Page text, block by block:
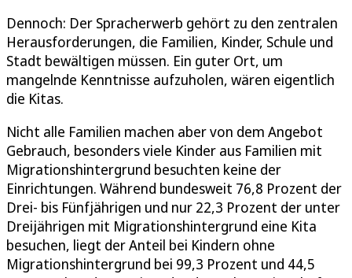
Dennoch: Der Spracherwerb gehört zu den zentralen
Herausforderungen, die Familien, Kinder, Schule und
Stadt bewältigen müssen. Ein guter Ort, um
mangelnde Kenntnisse aufzuholen, wären eigentlich
die Kitas.
Nicht alle Familien machen aber von dem Angebot
Gebrauch, besonders viele Kinder aus Familien mit
Migrationshintergrund besuchten keine der
Einrichtungen. Während bundesweit 76,8 Prozent der
Drei- bis Fünfjährigen und nur 22,3 Prozent der unter
Dreijährigen mit Migrationshintergrund eine Kita
besuchen, liegt der Anteil bei Kindern ohne
Migrationshintergrund bei 99,3 Prozent und 44,5